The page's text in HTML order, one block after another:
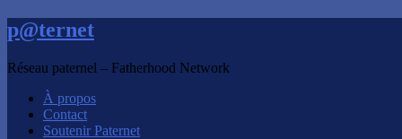
p@ternet
Réseau paternel – Fatherhood Network
À propos
Contact
Soutenir Paternet